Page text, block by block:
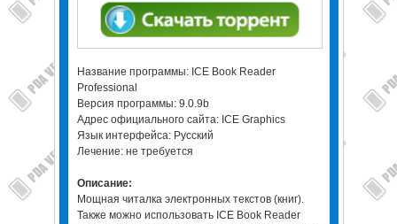
Название программы: ICE Book Reader
Professional
Версия программы: 9.0.9b
Адрес официального сайта: ICE Graphics
Язык интерфейса: Русский
Лечение: не требуется
Описание:
Мощная читалка электронных текстов (книг).
Также можно использовать ICE Book Reader